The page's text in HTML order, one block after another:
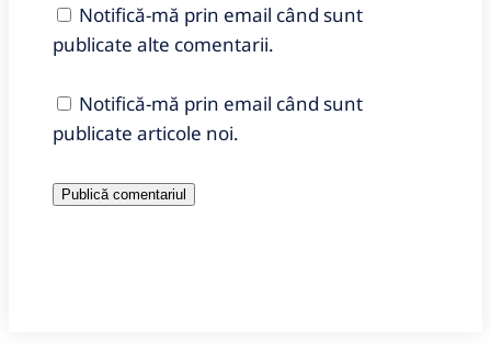
Notifică-mă prin email când sunt
publicate alte comentarii.
Notifică-mă prin email când sunt
publicate articole noi.